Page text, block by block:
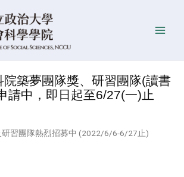
院築夢團隊獎、研習團隊(讀書
請中，即日起至6/27(一)止
習團隊熱烈招募中 (2022/6/6-6/27止)